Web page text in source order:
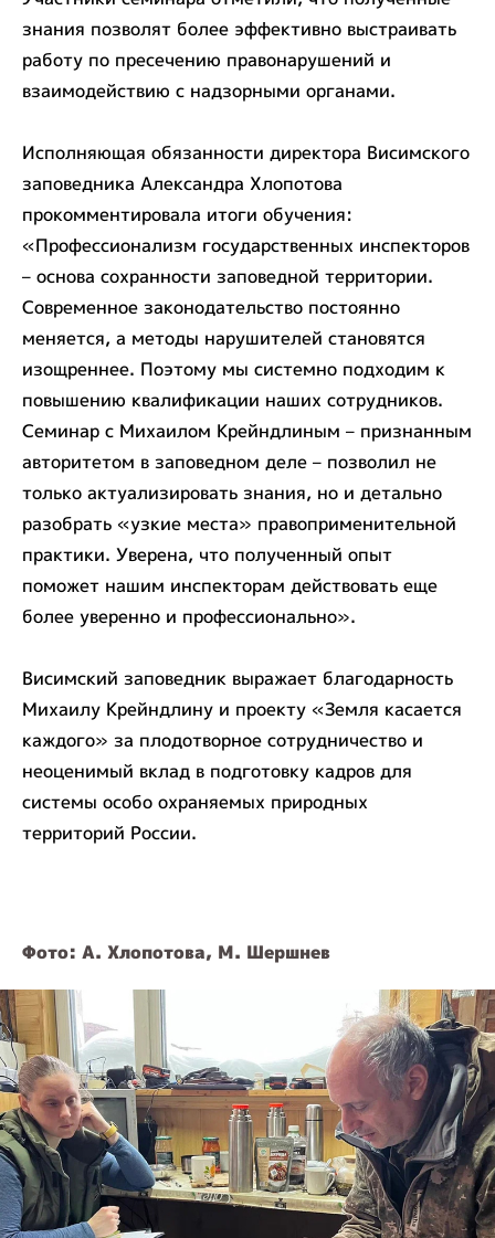
знания позволят более эффективно выстраивать
работу по пресечению правонарушений и
взаимодействию с надзорными органами.
Исполняющая обязанности директора Висимского
заповедника Александра Хлопотова
прокомментировала итоги обучения:
«Профессионализм государственных инспекторов
– основа сохранности заповедной территории.
Современное законодательство постоянно
меняется, а методы нарушителей становятся
изощреннее. Поэтому мы системно подходим к
повышению квалификации наших сотрудников.
Семинар с Михаилом Крейндлиным – признанным
авторитетом в заповедном деле – позволил не
только актуализировать знания, но и детально
разобрать «узкие места» правоприменительной
практики. Уверена, что полученный опыт
поможет нашим инспекторам действовать еще
более уверенно и профессионально».
Висимский заповедник выражает благодарность
Михаилу Крейндлину и проекту «Земля касается
каждого» за плодотворное сотрудничество и
неоценимый вклад в подготовку кадров для
системы особо охраняемых природных
территорий России.
Фото: А. Хлопотова, М. Шершнев